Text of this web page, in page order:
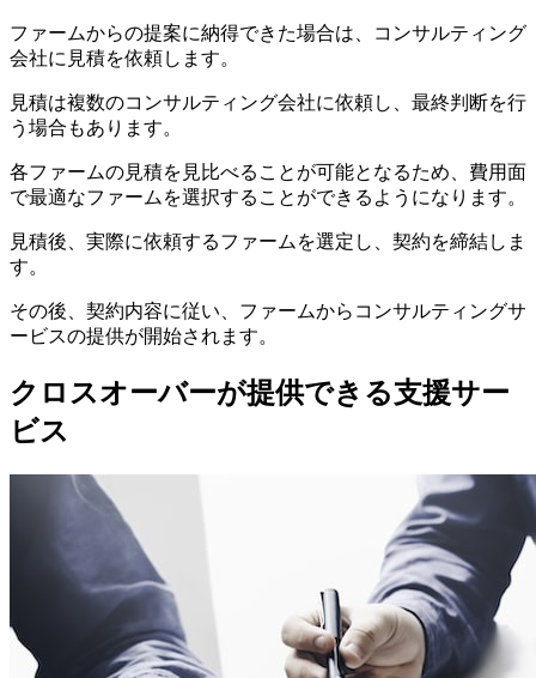
ファームからの提案に納得できた場合は、コンサルティング
会社に見積を依頼します。
見積は複数のコンサルティング会社に依頼し、最終判断を行
う場合もあります。
各ファームの見積を見比べることが可能となるため、費用面
で最適なファームを選択することができるようになります。
見積後、実際に依頼するファームを選定し、契約を締結しま
す。
その後、契約内容に従い、ファームからコンサルティングサ
ービスの提供が開始されます。
クロスオーバーが提供できる支援サー
ビス